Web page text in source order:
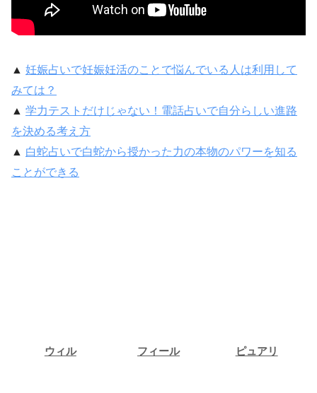
▲ 妊娠占いで妊娠妊活のことで悩んでいる人は利用して
みては？
▲ 学力テストだけじゃない！電話占いで自分らしい進路
を決める考え方
▲ 白蛇占いで白蛇から授かった力の本物のパワーを知る
ことができる
ウィル フィール ピュアリ